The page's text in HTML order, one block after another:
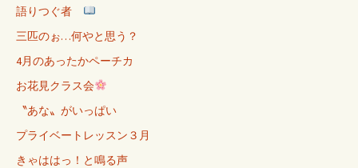
語りつぐ者
三匹のぉ…何やと思う？
4月のあったかペーチカ
お花見クラス会
〝あな〟がいっぱい
プライベートレッスン３月
きゃははっ！と鳴る声